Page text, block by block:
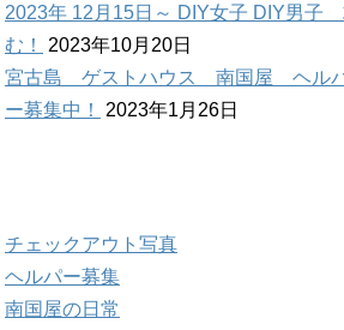
2023年 12月15日～ DIY女子 DIY男子
む！
2023年10月20日
宮古島 ゲストハウス 南国屋 ヘル
ー募集中！
2023年1月26日
チェックアウト写真
ヘルパー募集
南国屋の日常